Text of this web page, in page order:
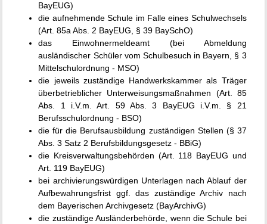
BayEUG)
die aufnehmende Schule im Falle eines Schulwechsels
(Art. 85a Abs. 2 BayEUG, § 39 BaySchO)
das Einwohnermeldeamt (bei Abmeldung
ausländischer Schüler vom Schulbesuch in Bayern, § 3
Mittelschulordnung - MSO)
die jeweils zuständige Handwerkskammer als Träger
überbetrieblicher Unterweisungsmaßnahmen (Art. 85
Abs. 1 i.V.m. Art. 59 Abs. 3 BayEUG i.V.m. § 21
Berufsschulordnung - BSO)
die für die Berufsausbildung zuständigen Stellen (§ 37
Abs. 3 Satz 2 Berufsbildungsgesetz - BBiG)
die Kreisverwaltungsbehörden (Art. 118 BayEUG und
Art. 119 BayEUG)
bei archivierungswürdigen Unterlagen nach Ablauf der
Aufbewahrungsfrist ggf. das zuständige Archiv nach
dem Bayerischen Archivgesetz (BayArchivG)
die zuständige Ausländerbehörde, wenn die Schule bei